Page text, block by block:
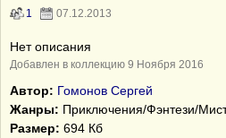
1 07.12.2013
Нет описания
Добавлен в коллекцию 9 Ноября 2016
Автор: Гомонов Сергей
Жанры: Приключения/Фэнтези/
Размер: 694 Кб